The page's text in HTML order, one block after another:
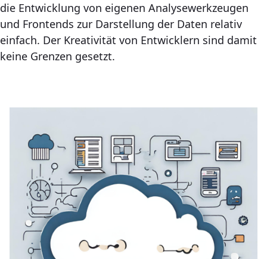
die Entwicklung von eigenen Analysewerkzeugen
und Frontends zur Darstellung der Daten relativ
einfach. Der Kreativität von Entwicklern sind damit
keine Grenzen gesetzt.